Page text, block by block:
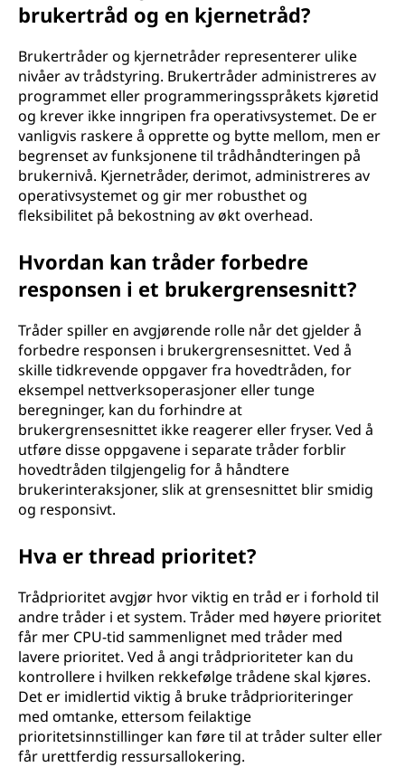
brukertråd og en kjernetråd?
Brukertråder og kjernetråder representerer ulike
nivåer av trådstyring. Brukertråder administreres av
programmet eller programmeringsspråkets kjøretid
og krever ikke inngripen fra operativsystemet. De er
vanligvis raskere å opprette og bytte mellom, men er
begrenset av funksjonene til trådhåndteringen på
brukernivå. Kjernetråder, derimot, administreres av
operativsystemet og gir mer robusthet og
fleksibilitet på bekostning av økt overhead.
Hvordan kan tråder forbedre
responsen i et brukergrensesnitt?
Tråder spiller en avgjørende rolle når det gjelder å
forbedre responsen i brukergrensesnittet. Ved å
skille tidkrevende oppgaver fra hovedtråden, for
eksempel nettverksoperasjoner eller tunge
beregninger, kan du forhindre at
brukergrensesnittet ikke reagerer eller fryser. Ved å
utføre disse oppgavene i separate tråder forblir
hovedtråden tilgjengelig for å håndtere
brukerinteraksjoner, slik at grensesnittet blir smidig
og responsivt.
Hva er thread prioritet?
Trådprioritet avgjør hvor viktig en tråd er i forhold til
andre tråder i et system. Tråder med høyere prioritet
får mer CPU-tid sammenlignet med tråder med
lavere prioritet. Ved å angi trådprioriteter kan du
kontrollere i hvilken rekkefølge trådene skal kjøres.
Det er imidlertid viktig å bruke trådprioriteringer
med omtanke, ettersom feilaktige
prioritetsinnstillinger kan føre til at tråder sulter eller
får urettferdig ressursallokering.